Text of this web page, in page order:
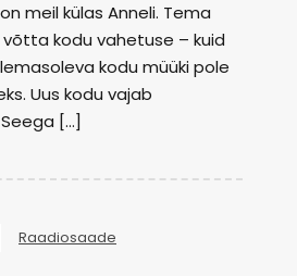
meil külas Anneli. Tema
kodu vahetuse – kuid
kodu müüki pole
Uus kodu vajab
[…]
Raadiosaade